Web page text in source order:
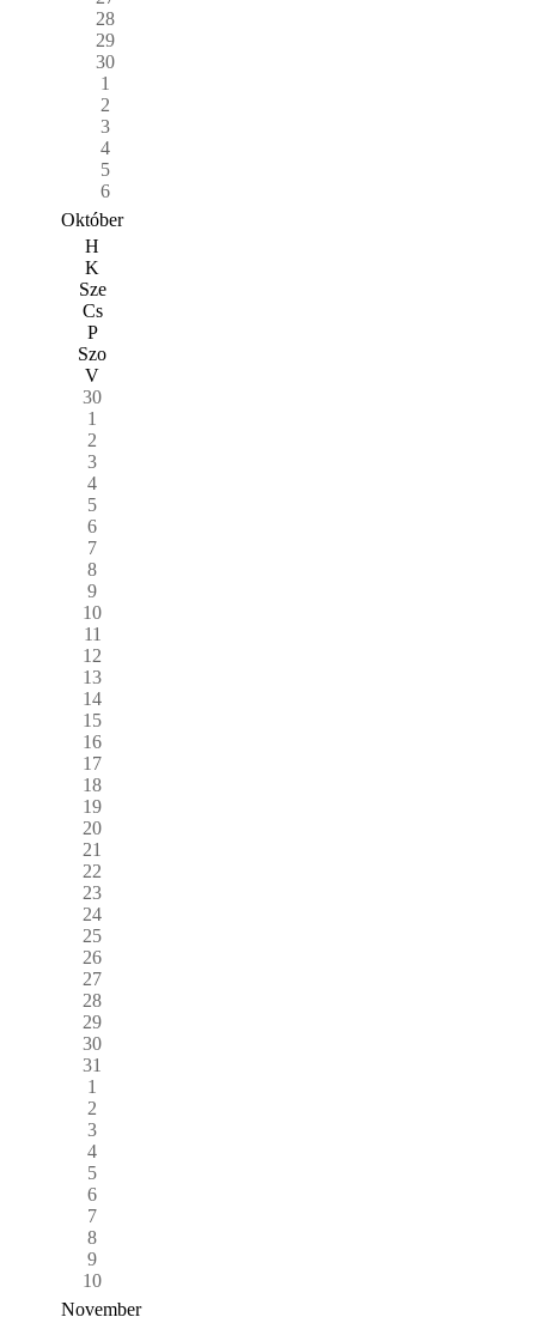
28
29
30
1
2
3
4
5
6
Október
H
K
Sze
Cs
P
Szo
V
30
1
2
3
4
5
6
7
8
9
10
11
12
13
14
15
16
17
18
19
20
21
22
23
24
25
26
27
28
29
30
31
1
2
3
4
5
6
7
8
9
10
November